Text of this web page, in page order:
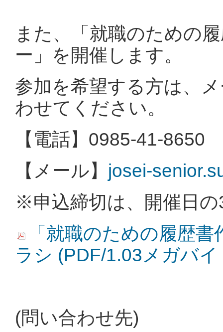
また、「就職のための
ー」を開催します。
参加を希望する方は、
わせてください。
【電話】0985-41-8650
【メール】 josei-
※申込締切は、開催日
「就職のための履歴
ラシ (PDF/1.03メガバイ
(問い合わせ先)